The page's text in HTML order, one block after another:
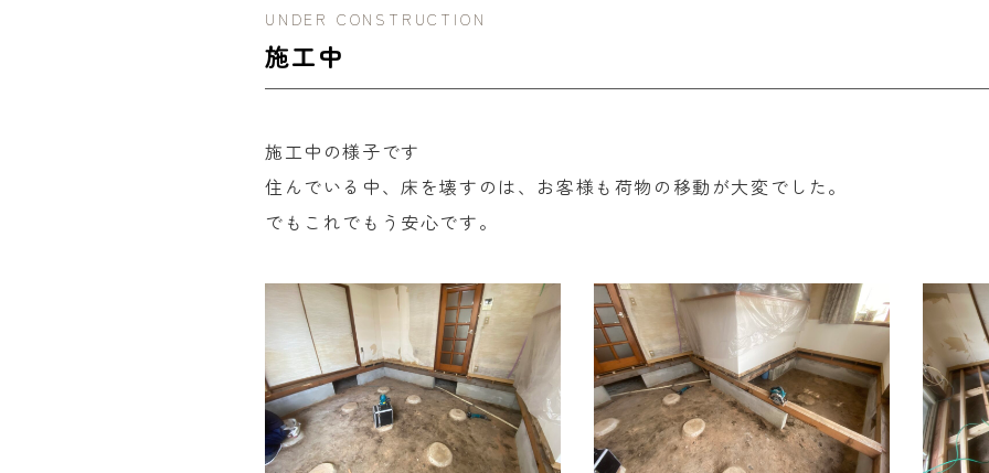
UNDER CONSTRUCTION
施工中
施工中の様子です
住んでいる中、床を壊すのは、お客様も荷物の移動が大変でした。
でもこれでもう安心です。